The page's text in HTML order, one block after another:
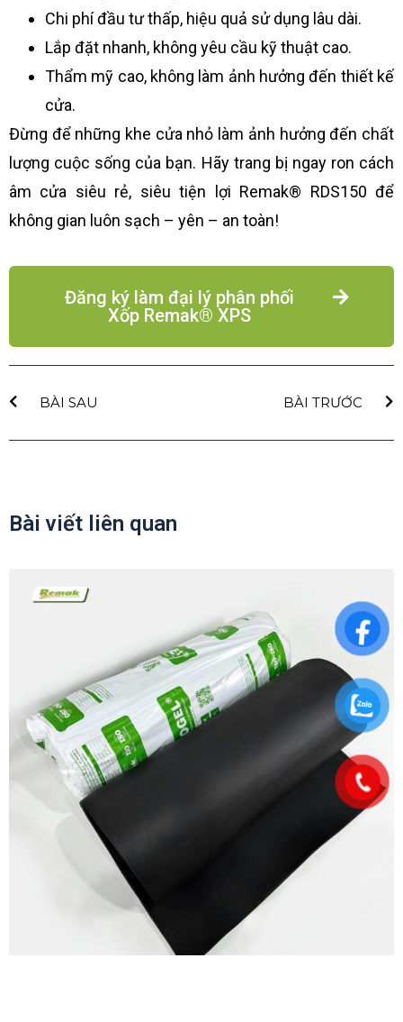
Chi phí đầu tư thấp, hiệu quả sử dụng lâu dài.
Lắp đặt nhanh, không yêu cầu kỹ thuật cao.
Thẩm mỹ cao, không làm ảnh hưởng đến thiết kế
cửa.
Đừng để những khe cửa nhỏ làm ảnh hưởng đến chất
lượng cuộc sống của bạn. Hãy trang bị ngay ron cách
âm cửa siêu rẻ, siêu tiện lợi Remak® RDS150 để
không gian luôn sạch – yên – an toàn!
Đăng ký làm đại lý phân phối
Xốp Remak® XPS
BÀI SAU BÀI TRƯỚC
Bài viết liên quan